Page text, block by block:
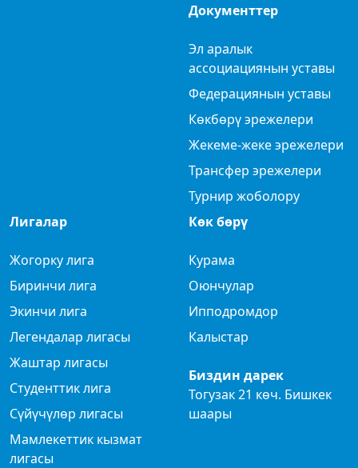
Документтер
Эл аралык
ассоциациянын уставы
Федерациянын уставы
Көкбөрү эрежелери
Жекеме-жеке эрежелери
Трансфер эрежелери
Турнир жоболору
Лигалар
Жогорку лига
Биринчи лига
Экинчи лига
Легендалар лигасы
Жаштар лигасы
Студенттик лига
Сүйүчүлөр лигасы
Мамлекеттик кызмат
лигасы
Көк бөрү
Курама
Оюнчулар
Ипподромдор
Калыстар
Биздин дарек
Тогузак 21 көч. Бишкек
шаары